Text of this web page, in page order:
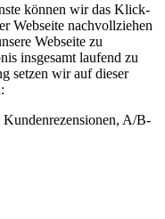
können wir das Klick-
Webseite nachvollziehen
Webseite zu
insgesamt laufend zu
setzen wir auf dieser
A/B-